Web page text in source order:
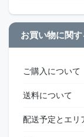
お買い物に関
ご購入について
送料について
配送予定とエリ